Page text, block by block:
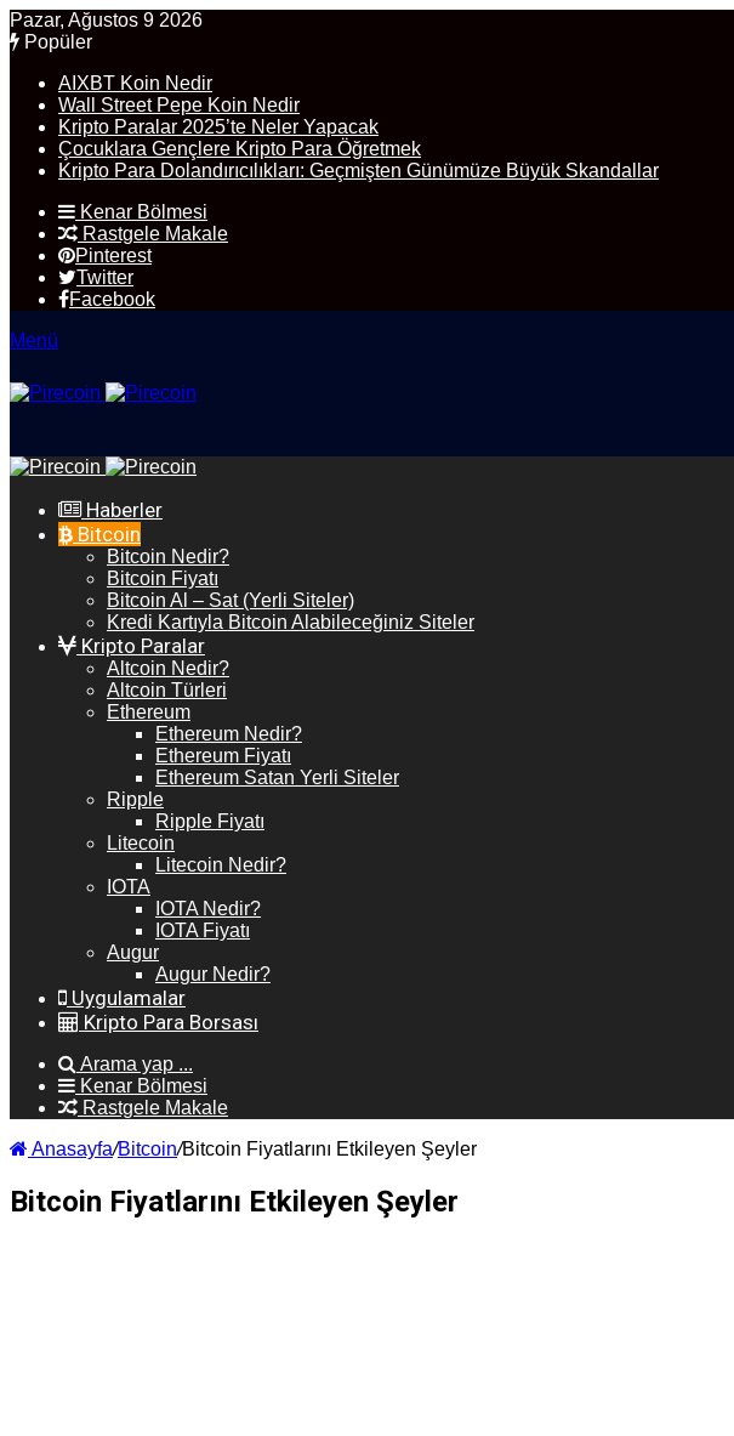
Pazar, Ağustos 9 2026
Popüler
AIXBT Koin Nedir
Wall Street Pepe Koin Nedir
Kripto Paralar 2025’te Neler Yapacak
Çocuklara Gençlere Kripto Para Öğretmek
Kripto Para Dolandırıcılıkları: Geçmişten Günümüze Büyük Skandallar
Kenar Bölmesi
Rastgele Makale
Pinterest
Twitter
Facebook
Menü
Haberler
Bitcoin
Bitcoin Nedir?
Bitcoin Fiyatı
Bitcoin Al – Sat (Yerli Siteler)
Kredi Kartıyla Bitcoin Alabileceğiniz Siteler
Kripto Paralar
Altcoin Nedir?
Altcoin Türleri
Ethereum
Ethereum Nedir?
Ethereum Fiyatı
Ethereum Satan Yerli Siteler
Ripple
Ripple Fiyatı
Litecoin
Litecoin Nedir?
IOTA
IOTA Nedir?
IOTA Fiyatı
Augur
Augur Nedir?
Uygulamalar
Kripto Para Borsası
Arama yap ...
Kenar Bölmesi
Rastgele Makale
Anasayfa/Bitcoin/Bitcoin Fiyatlarını Etkileyen Şeyler
Bitcoin Fiyatlarını Etkileyen Şeyler